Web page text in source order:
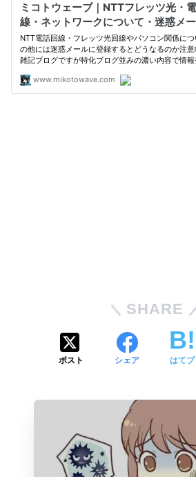
SHARE
ポスト シェア はてブ